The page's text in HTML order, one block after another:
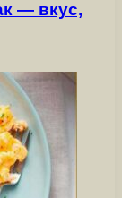
— вкус,